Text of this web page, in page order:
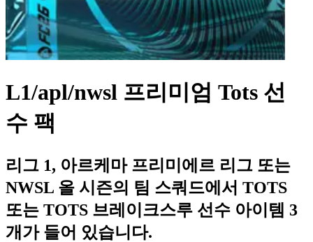
L1/apl/nwsl 프리미엄 Tots 선
수 팩
리그 1, 아르케마 프리미에르 리그 또는
NWSL 올 시즌의 팀 스쿼드에서 TOTS
또는 TOTS 브레이크스루 선수 아이템 3
개가 들어 있습니다.